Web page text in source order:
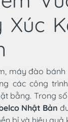
Xúc
máy đào
các công
bằng. Trong
Nhật Bản
bỉ và hiệu quả